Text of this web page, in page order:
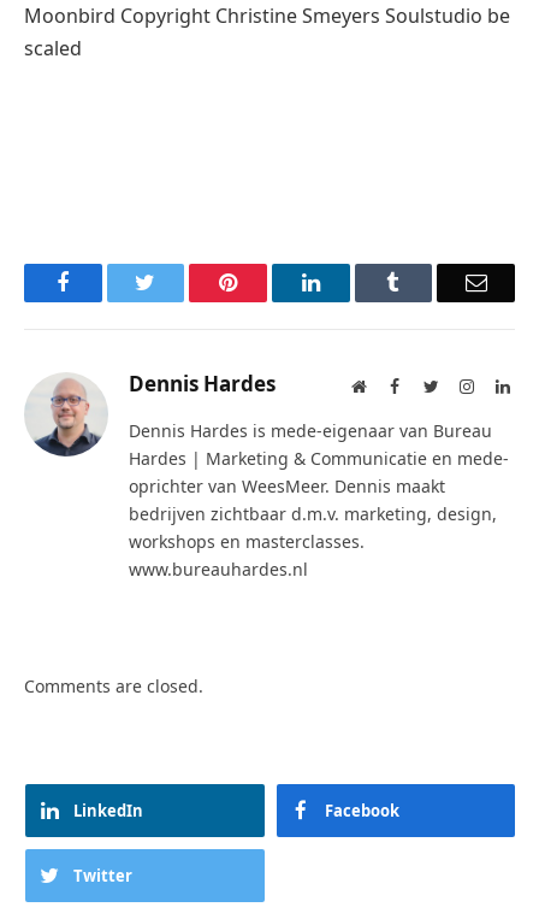
Moonbird Copyright Christine Smeyers Soulstudio be
scaled
Facebook Pinterest LinkedIn Email
Dennis Hardes WebsiteFacebook
TwitterInstagram
Dennis Hardes is mede-eigenaar van Bureau
Hardes | Marketing & Communicatie en mede-
oprichter van WeesMeer. Dennis maakt
bedrijven zichtbaar d.m.v. marketing, design,
workshops en masterclasses.
www.bureauhardes.nl
Comments are closed.
LinkedIn Facebook
Twitter